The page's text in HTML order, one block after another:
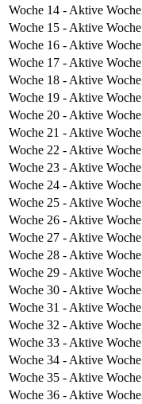
Woche 14 - Aktive Woche
Woche 15 - Aktive Woche
Woche 16 - Aktive Woche
Woche 17 - Aktive Woche
Woche 18 - Aktive Woche
Woche 19 - Aktive Woche
Woche 20 - Aktive Woche
Woche 21 - Aktive Woche
Woche 22 - Aktive Woche
Woche 23 - Aktive Woche
Woche 24 - Aktive Woche
Woche 25 - Aktive Woche
Woche 26 - Aktive Woche
Woche 27 - Aktive Woche
Woche 28 - Aktive Woche
Woche 29 - Aktive Woche
Woche 30 - Aktive Woche
Woche 31 - Aktive Woche
Woche 32 - Aktive Woche
Woche 33 - Aktive Woche
Woche 34 - Aktive Woche
Woche 35 - Aktive Woche
Woche 36 - Aktive Woche